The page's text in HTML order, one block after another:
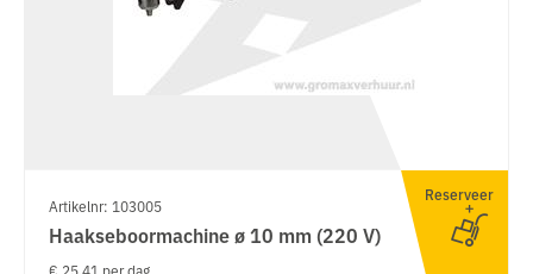
Artikelnr: 103005
Haakseboormachine ø 10 mm (220 V)
€ 25.41 per dag
Reserveer